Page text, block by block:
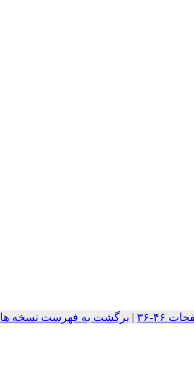
| برگشت به فهرست نسخه ها